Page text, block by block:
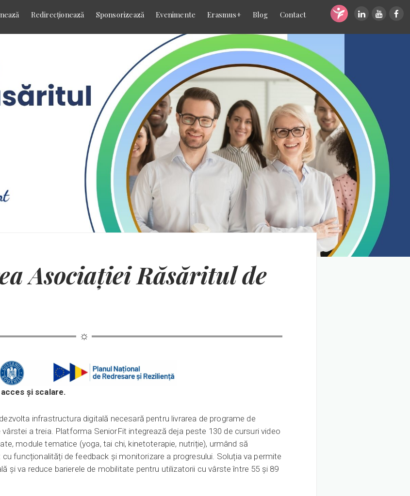
Redirecţionează Sponsorizează Evenimente Erasmus+ Blog Contact
Asociației Răsăritul de
și scalare.
infrastructura digitală necesară pentru livrarea de programe de
a treia. Platforma SeniorFit integrează deja peste 130 de cursuri video
module tematice (yoga, tai chi, kinetoterapie, nutriție), urmând să
funcționalități de feedback și monitorizare a progresului. Soluția va permite
și va reduce barierele de mobilitate pentru utilizatorii cu vârste între 55 și 89